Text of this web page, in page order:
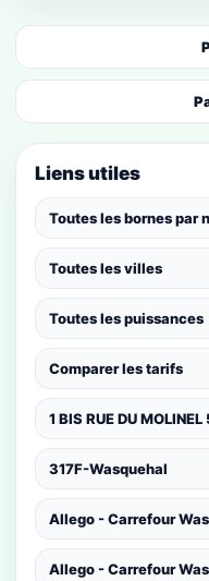
Liens utiles
Toutes les bornes par
Toutes les villes
Toutes les puissances
Comparer les tarifs
1 BIS RUE DU
317F-Wasquehal
Allego - Carrefour
Allego - Carrefour